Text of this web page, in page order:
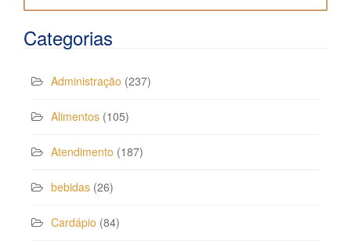
Categorias
Administração (237)
Alimentos (105)
Atendimento (187)
bebidas (26)
Cardápio (84)